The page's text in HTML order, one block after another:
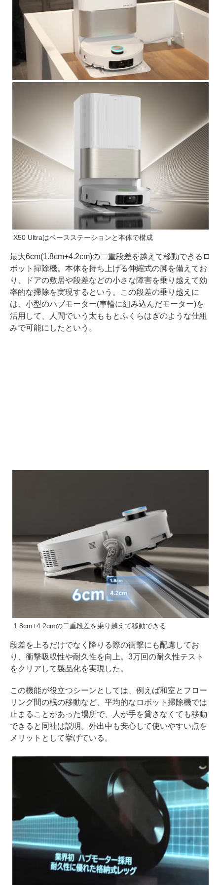
X50 Ultraはベースステーションと本体で構成
最大6cm(1.8cm+4.2cm)の二重段差を越えて移動できるロ
ボット掃除機。本体を持ち上げる伸縮式の脚を備えてお
り、ドアの敷居や段差などの小さな障害を乗り越えて効
率的な掃除を実現するという。この段差の乗り越えに
は、小型のハブモーター(車輪に組み込んだモーター)を
活用して、人間でいう太ももとふくらはぎのような仕組
みで可能にしたという。
1.8cm+4.2cmの二重段差を乗り越えて移動できる
段差を上るだけでなく降りる際の衝撃にも配慮してお
り、衝撃吸収性や耐久性を向上。3万回の耐久性テスト
をクリアして製品化を実現した。
この機能が役立つシーンとしては、例えば和室とフロー
リング間の桟の移動など、平均的なロボット掃除機では
止まることがあった場所で、人が手を貸さなくても移動
できると同社は説明。外出中も安心して使いやすい点を
メリットとして挙げている。